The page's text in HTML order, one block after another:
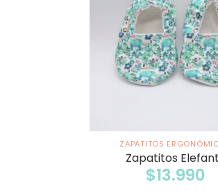
ZAPATITOS
Zapatitos
$13.990